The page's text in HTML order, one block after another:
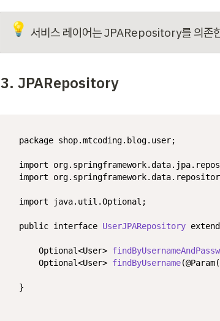
💡 서비스 레이어는 JPARepository를 의존
3. JPARepository
package shop.mtcoding.blog.user;
import
import
import java.util.Optional;
public interface UserJPARepository
    Optional<User>
    Optional<User>
findByUsername(
}